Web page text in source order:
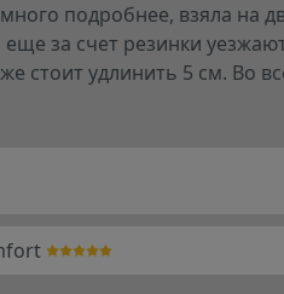
подробнее, взяла на
за счет резинки
стоит удлинить 5 см. Во